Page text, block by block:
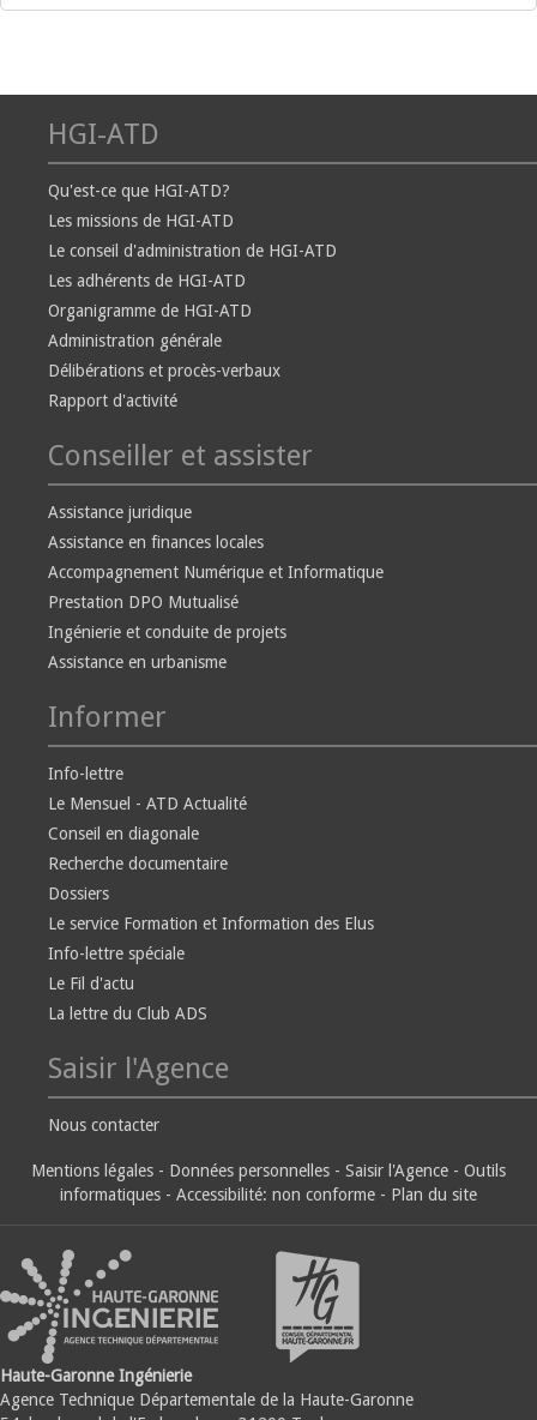
HGI-ATD
Qu'est-ce que HGI-ATD?
Les missions de HGI-ATD
Le conseil d'administration de HGI-ATD
Les adhérents de HGI-ATD
Organigramme de HGI-ATD
Administration générale
Délibérations et procès-verbaux
Rapport d'activité
Conseiller et assister
Assistance juridique
Assistance en finances locales
Accompagnement Numérique et Informatique
Prestation DPO Mutualisé
Ingénierie et conduite de projets
Assistance en urbanisme
Informer
Info-lettre
Le Mensuel - ATD Actualité
Conseil en diagonale
Recherche documentaire
Dossiers
Le service Formation et Information des Elus
Info-lettre spéciale
Le Fil d'actu
La lettre du Club ADS
Saisir l'Agence
Nous contacter
Mentions légales - Données personnelles - Saisir l'Agence - Outils
informatiques - Accessibilité: non conforme - Plan du site
Haute-Garonne Ingénierie
Agence Technique Départementale de la Haute-Garonne